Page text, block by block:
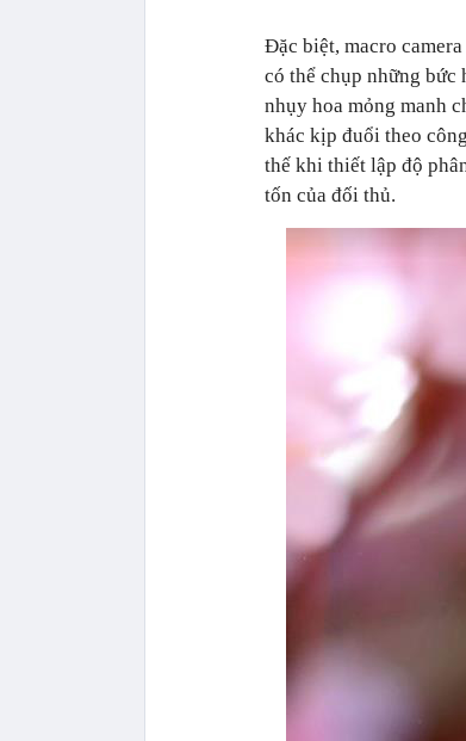
Đặc biệt, macro
có thể chụp những bức
nhụy hoa mỏng manh
khác kịp đuổi theo
thế khi thiết lập độ
tốn của đối thủ.